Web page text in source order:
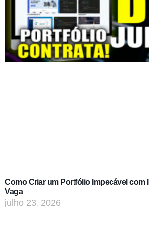
Como Criar um Portfólio Impecável com
Vaga
julho 23, 2026